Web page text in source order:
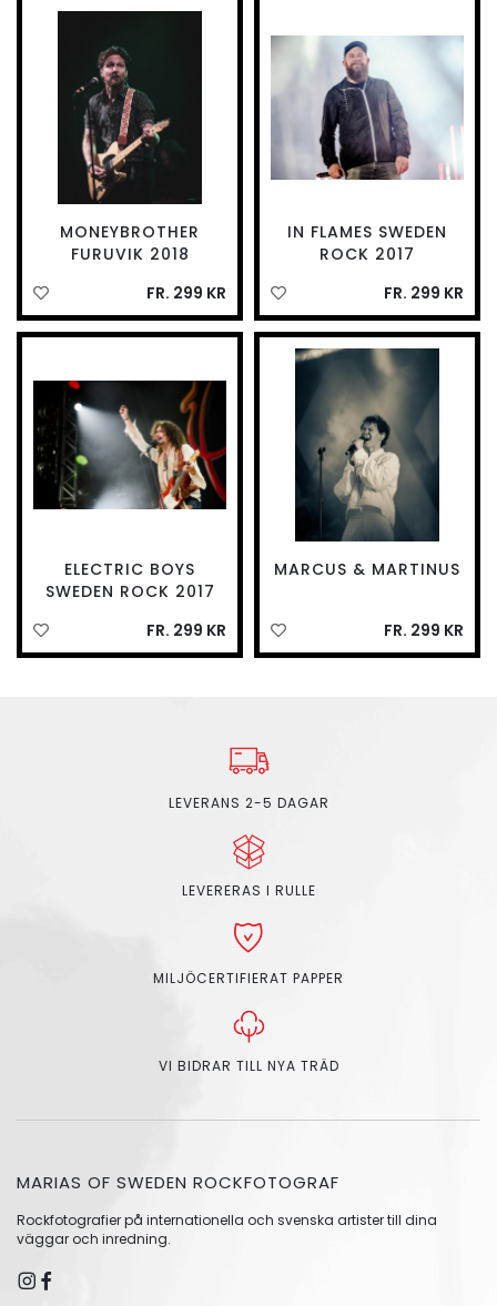
MONEYBROTHER
FURUVIK 2018
FR. 299 KR
IN FLAMES SWEDEN
ROCK 2017
FR. 299 KR
ELECTRIC BOYS
SWEDEN ROCK 2017
FR. 299 KR
MARCUS & MARTINUS
FR. 299 KR
LEVERANS 2-5 DAGAR
LEVERERAS I RULLE
MILJÖCERTIFIERAT PAPPER
VI BIDRAR TILL NYA TRÄD
MARIAS OF SWEDEN ROCKFOTOGRAF
Rockfotografier på internationella och svenska artister till dina
väggar och inredning.